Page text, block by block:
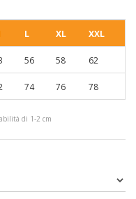
L XL XXL
56 58 62
74 76 78
di 1-2 cm